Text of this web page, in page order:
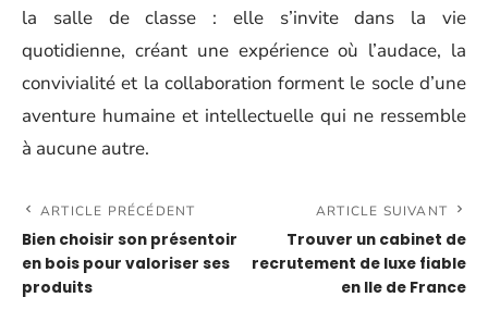
la salle de classe : elle s’invite dans la vie
quotidienne, créant une expérience où l’audace, la
convivialité et la collaboration forment le socle d’une
aventure humaine et intellectuelle qui ne ressemble
à aucune autre.
ARTICLE PRÉCÉDENT
Bien choisir son présentoir
en bois pour valoriser ses
produits
ARTICLE SUIVANT
Trouver un cabinet de
recrutement de luxe fiable
en Ile de France